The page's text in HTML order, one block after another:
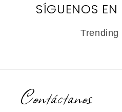
SÍGUENOS
Trending
Contáctanos